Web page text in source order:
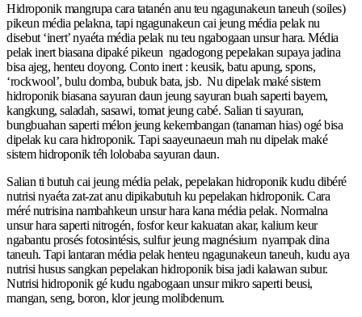
Hidroponik mangrupa cara tatanén anu teu ngagunakeun taneuh (soiles)
pikeun média pelakna, tapi ngagunakeun cai jeung média pelak nu
disebut ‘inert’ nyaéta média pelak nu teu ngabogaan unsur hara. Média
pelak inert biasana dipaké pikeun ngadogong pepelakan supaya jadina
bisa ajeg, henteu doyong. Conto inert : keusik, batu apung, spons,
‘rockwool’, bulu domba, bubuk bata, jsb. Nu dipelak maké sistem
hidroponik biasana sayuran daun jeung sayuran buah saperti bayem,
kangkung, saladah, sasawi, tomat jeung cabé. Salian ti sayuran,
bungbuahan saperti mélon jeung kekembangan (tanaman hias) ogé bisa
dipelak ku cara hidroponik. Tapi saayeunaeun mah nu dipelak maké
sistem hidroponik téh lolobaba sayuran daun.
Salian ti butuh cai jeung média pelak, pepelakan hidroponik kudu dibéré
nutrisi nyaéta zat-zat anu dipikabutuh ku pepelakan hidroponik. Cara
méré nutrisina nambahkeun unsur hara kana média pelak. Normalna
unsur hara saperti nitrogén, fosfor keur kakuatan akar, kalium keur
ngabantu prosés fotosintésis, sulfur jeung magnésium nyampak dina
taneuh. Tapi lantaran média pelak henteu ngagunakeun taneuh, kudu aya
nutrisi husus sangkan pepelakan hidroponik bisa jadi kalawan subur.
Nutrisi hidroponik gé kudu ngabogaan unsur mikro saperti beusi,
mangan, seng, boron, klor jeung molibdenum.